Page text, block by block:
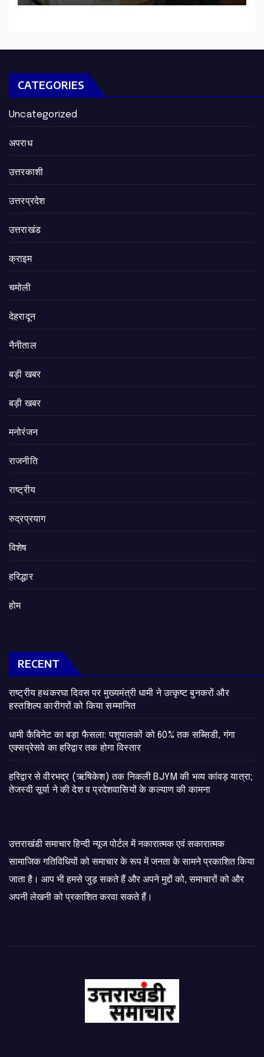
CATEGORIES
Uncategorized
अपराध
उत्तरकाशी
उत्तरप्रदेश
उत्तराखंड
क्राइम
चमोली
देहरादून
नैनीताल
बड़ी खबर
बड़ी खबर
मनोरंजन
राजनीति
राष्ट्रीय
रुद्रप्रयाग
विशेष
हरिद्धार
होम
RECENT
राष्ट्रीय हथकरघा दिवस पर मुख्यमंत्री धामी ने उत्कृष्ट बुनकरों और
हस्तशिल्प कारीगरों को किया सम्मानित
​धामी कैबिनेट का बड़ा फैसला: पशुपालकों को 60% तक सब्सिडी, गंगा
एक्सप्रेसवे का हरिद्वार तक होगा विस्तार
​हरिद्वार से वीरभद्र (ऋषिकेश) तक निकली BJYM की भव्य कांवड़ यात्रा;
तेजस्वी सूर्या ने की देश व प्रदेशवासियों के कल्याण की कामना
उत्तराखंडी समाचार हिन्दी न्यूज पोर्टल में नकारात्मक एवं सकारात्मक
सामाजिक गतिविधियों को समाचार के रूप में जनता के सामने प्रकाशित किया
जाता है। आप भी हमसे जुड़ सकते हैं और अपने मुद्दों को, समाचारों को और
अपनी लेखनी को प्रकाशित करवा सकते हैं।